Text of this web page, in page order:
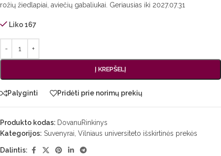
rožių žiedlapiai, aviečių gabaliukai. Geriausias iki 2027.07.31
Liko 167
Į KREPŠELĮ
Palyginti Pridėti prie norimų prekių
Produkto kodas: DovanuRinkinys
Kategorijos: Suvenyrai Vilniaus universiteto išskirtinės prekės
Dalintis: